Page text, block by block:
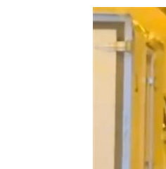
台灣彩券開
LIVE三立
三立iNEWS
AI時代！威
台彩父親節